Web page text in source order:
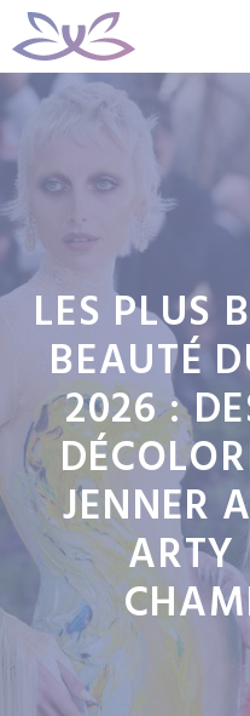
Aller
au
contenu
LES PLUS
BEAUTÉ
2026 :
JENNER